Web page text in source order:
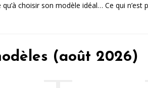
qu’à choisir son modèle idéal… Ce qui
(août 2026)